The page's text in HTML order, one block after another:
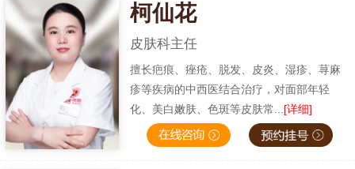
柯仙花
皮肤科主任
擅长疤痕、痤疮、脱发、皮炎、湿疹、荨麻
疹等疾病的中西医结合治疗，对面部年轻
化、美白嫩肤、色斑等皮肤常... [详细]